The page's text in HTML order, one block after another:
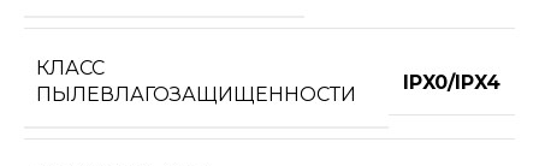
КЛАСС
ПЫЛЕВЛАГОЗАЩИЩЕННОСТИ
IPX0/IPX4